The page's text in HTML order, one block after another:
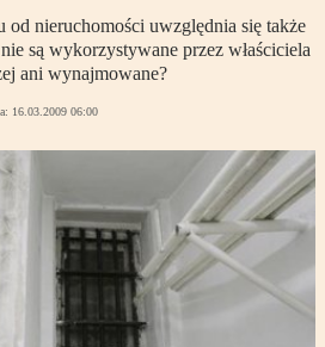
od nieruchomości uwzględnia się także
są wykorzystywane przez właściciela
ani wynajmowane?
16.03.2009 06:00